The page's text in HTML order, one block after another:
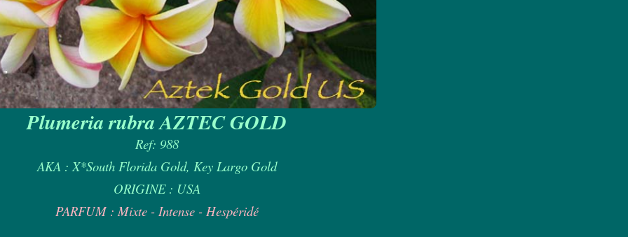
Plumeria rubra AZTEC GOLD
Ref: 988
AKA : X*South Florida Gold, Key Largo Gold
ORIGINE : USA
PARFUM : Mixte - Intense - Hespéridé